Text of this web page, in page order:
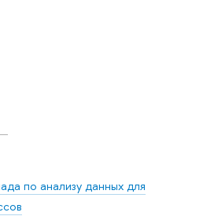
по анализу данных для